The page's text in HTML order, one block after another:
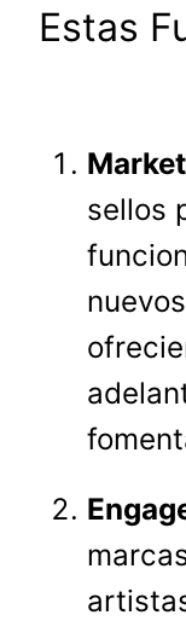
Estas
sellos